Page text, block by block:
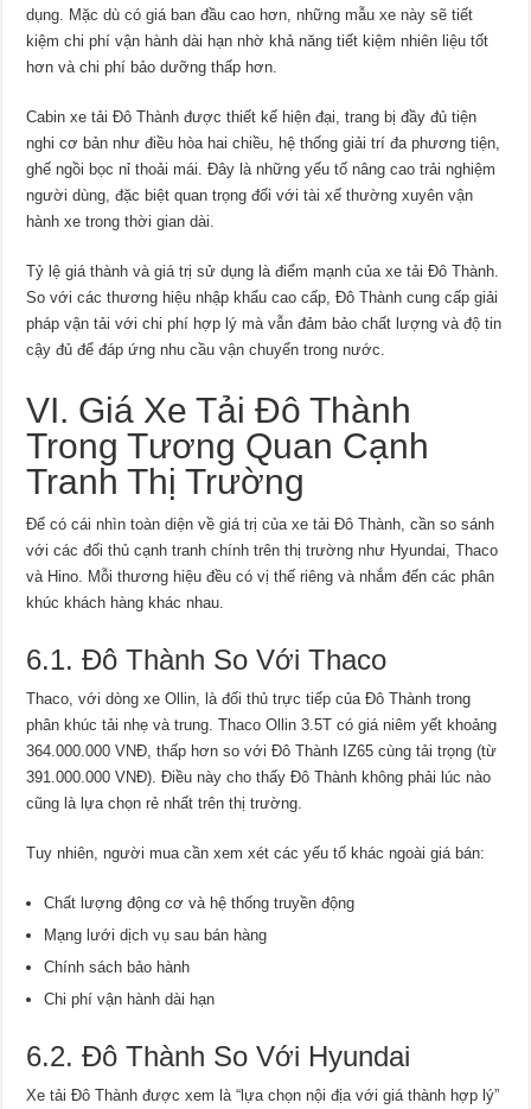
dụng. Mặc dù có giá ban đầu cao hơn, những mẫu xe này sẽ tiết
kiệm chi phí vận hành dài hạn nhờ khả năng tiết kiệm nhiên liệu tốt
hơn và chi phí bảo dưỡng thấp hơn.
Cabin xe tải Đô Thành được thiết kế hiện đại, trang bị đầy đủ tiện
nghi cơ bản như điều hòa hai chiều, hệ thống giải trí đa phương tiện,
ghế ngồi bọc nỉ thoải mái. Đây là những yếu tố nâng cao trải nghiệm
người dùng, đặc biệt quan trọng đối với tài xế thường xuyên vận
hành xe trong thời gian dài.
Tỷ lệ giá thành và giá trị sử dụng là điểm mạnh của xe tải Đô Thành.
So với các thương hiệu nhập khẩu cao cấp, Đô Thành cung cấp giải
pháp vận tải với chi phí hợp lý mà vẫn đảm bảo chất lượng và độ tin
cậy đủ để đáp ứng nhu cầu vận chuyển trong nước.
VI. Giá Xe Tải Đô Thành
Trong Tương Quan Cạnh
Tranh Thị Trường
Để có cái nhìn toàn diện về giá trị của xe tải Đô Thành, cần so sánh
với các đối thủ cạnh tranh chính trên thị trường như Hyundai, Thaco
và Hino. Mỗi thương hiệu đều có vị thế riêng và nhắm đến các phân
khúc khách hàng khác nhau.
6.1. Đô Thành So Với Thaco
Thaco, với dòng xe Ollin, là đối thủ trực tiếp của Đô Thành trong
phân khúc tải nhẹ và trung. Thaco Ollin 3.5T có giá niêm yết khoảng
364.000.000 VNĐ, thấp hơn so với Đô Thành IZ65 cùng tải trọng (từ
391.000.000 VNĐ). Điều này cho thấy Đô Thành không phải lúc nào
cũng là lựa chọn rẻ nhất trên thị trường.
Tuy nhiên, người mua cần xem xét các yếu tố khác ngoài giá bán:
Chất lượng động cơ và hệ thống truyền động
Mạng lưới dịch vụ sau bán hàng
Chính sách bảo hành
Chi phí vận hành dài hạn
6.2. Đô Thành So Với Hyundai
Xe tải Đô Thành được xem là “lựa chọn nội địa với giá thành hợp lý”